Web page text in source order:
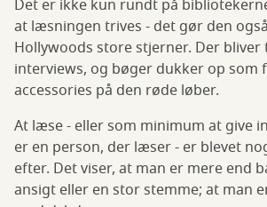
Det er ikke kun rundt på
at læsningen trives - det gør den
Hollywoods store stjerner. Der
interviews, og bøger dukker op som
accessories på den røde løber.
At læse - eller som minimum at give
er en person, der læser - er blevet
efter. Det viser, at man er mere end
ansigt eller en stor stemme; at man